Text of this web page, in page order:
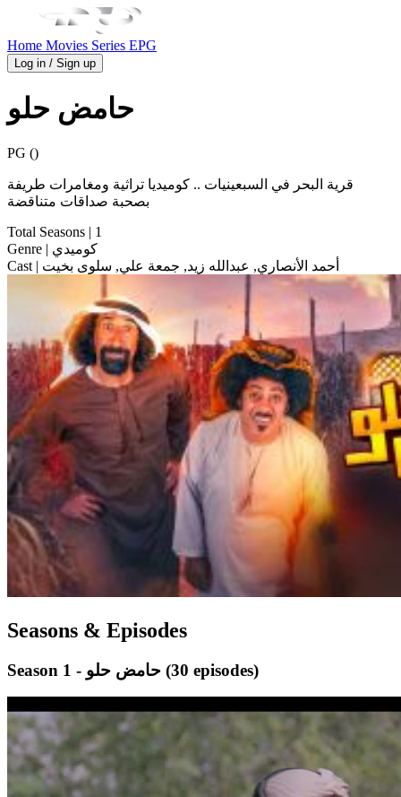
Home Movies Series EPG
Log in / Sign up
حامض حلو
PG ()
قرية البحر في السبعينيات .. كوميديا تراثية ومغامرات طريفة
بصحبة صداقات متناقضة
Total Seasons | 1
Genre
| كوميدي
Cast
| أحمد الأنصاري, عبدالله زيد, جمعة علي, سلوى بخيت
Seasons & Episodes
(30 episodes)